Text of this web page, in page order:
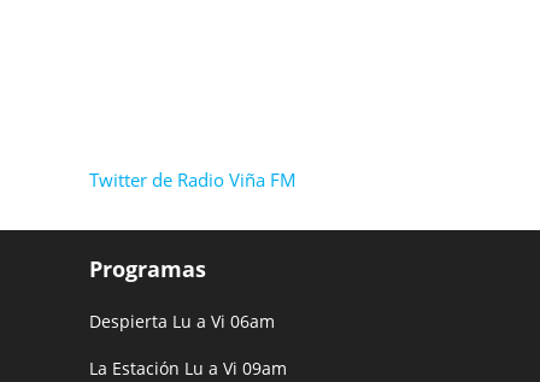
Twitter de Radio Viña FM
Programas
Despierta Lu a Vi 06am
La Estación Lu a Vi 09am